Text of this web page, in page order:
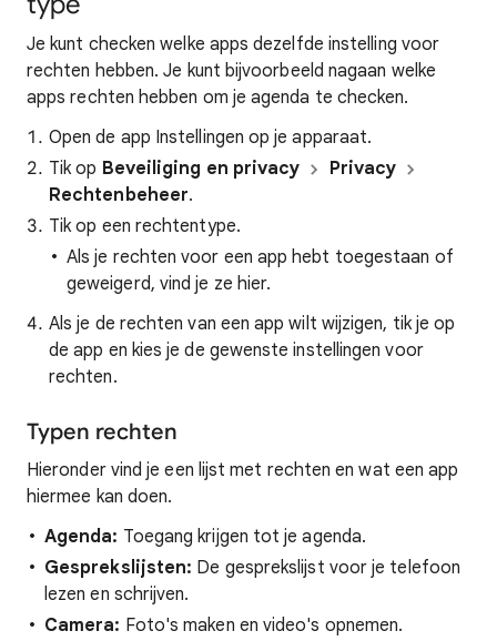
Je kunt checken welke apps dezelfde instelling voor
rechten hebben. Je kunt bijvoorbeeld nagaan welke
apps rechten hebben om je agenda te checken.
Open de app Instellingen op je apparaat.
Tik op Beveiliging en privacy
Privacy
Rechtenbeheer.
Tik op een rechtentype.
Als je rechten voor een app hebt toegestaan of
geweigerd, vind je ze hier.
Als je de rechten van een app wilt wijzigen, tik je op
de app en kies je de gewenste instellingen voor
rechten.
Typen rechten
Hieronder vind je een lijst met rechten en wat een app
hiermee kan doen.
Agenda: Toegang krijgen tot je agenda.
Gesprekslijsten: De gesprekslijst voor je telefoon
lezen en schrijven.
Camera: Foto's maken en video's opnemen.